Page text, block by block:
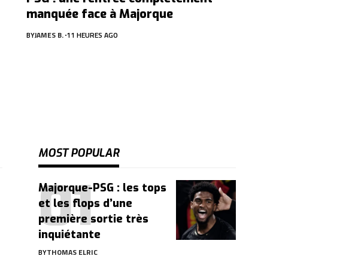
manquée face à Majorque
BYJAMES B. 11 HEURES AGO
MOST POPULAR
Majorque-PSG : les tops
et les flops d’une
première sortie très
inquiétante
BYTHOMAS ELRIC